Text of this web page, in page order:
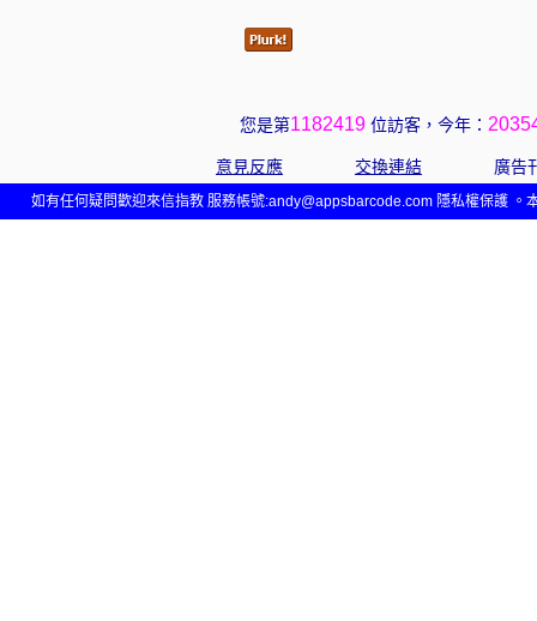
您是第1182419 位訪客，今年：
意見反應 交換連結 廣告
如有任何疑問歡迎來信指教 服務帳號:andy@appsbarcode.com 隱私權保護